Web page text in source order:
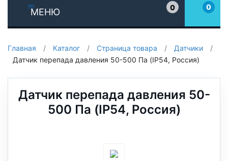
МЕНЮ
0
0
Главная / Каталог / Страница товара / Датчики
/
Датчик перепада давления 50-500 Па (IP54, Россия)
Датчик перепада давления 50-
500 Па (IP54, Россия)